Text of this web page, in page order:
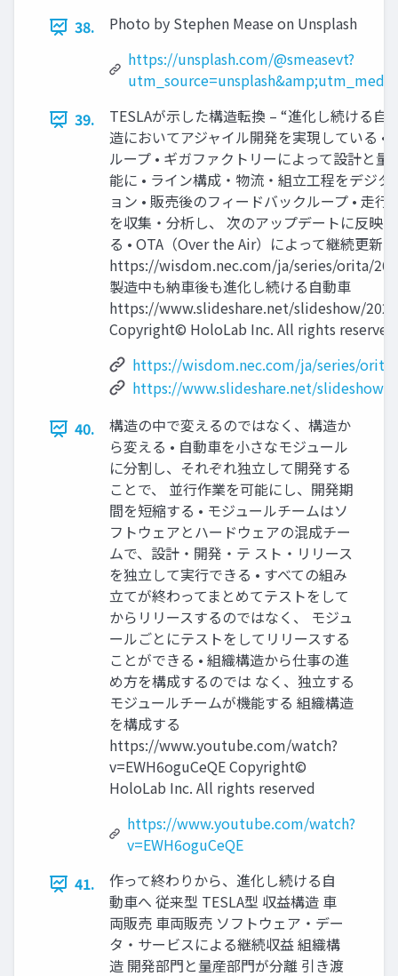
38.
Photo by Stephen Mease on Unsplash
https://unsplash.com/@smeasevt?
39.
TESLAが示した構造転換 – “進化し続ける自
造においてアジャイル開発を実現している •
ループ • ギガファクトリーによって設計と
能に • ライン構成・物流・組立工程をデジ
ョン • 販売後のフィードバックループ • 走
を収集・分析し、 次のアップデートに反映
る • OTA（Over the Air）によって継続更新
https://wisdom.nec.com/ja/series/orita/20
製造中も納車後も進化し続ける自動車
https://www.slideshare.net/slideshow/
Copyright© HoloLab Inc. All rights reserved
https://wisdom.nec.com/ja/series/
https://www.slideshare.net/slideshow/
40.
構造の中で変えるのではなく、構造か
ら変える • 自動車を小さなモジュール
に分割し、それぞれ独立して開発する
ことで、 並行作業を可能にし、開発期
間を短縮する • モジュールチームはソ
フトウェアとハードウェアの混成チー
ムで、設計・開発・テ スト・リリース
を独立して実行できる • すべての組み
立てが終わってまとめてテストをして
からリリースするのではなく、 モジュ
ールごとにテストをしてリリースする
ことができる • 組織構造から仕事の進
め方を構成するのでは なく、独立する
モジュールチームが機能する 組織構造
を構成する
https://www.youtube.com/watch?
v=EWH6oguCeQE Copyright©
HoloLab Inc. All rights reserved
https://www.youtube.com/watch?
v=EWH6oguCeQE
41.
作って終わりから、進化し続ける自
動車へ 従来型 TESLA型 収益構造 車
両販売 車両販売 ソフトウェア・デー
タ・サービスによる継続収益 組織構
造 開発部門と量産部門が分離 引き渡